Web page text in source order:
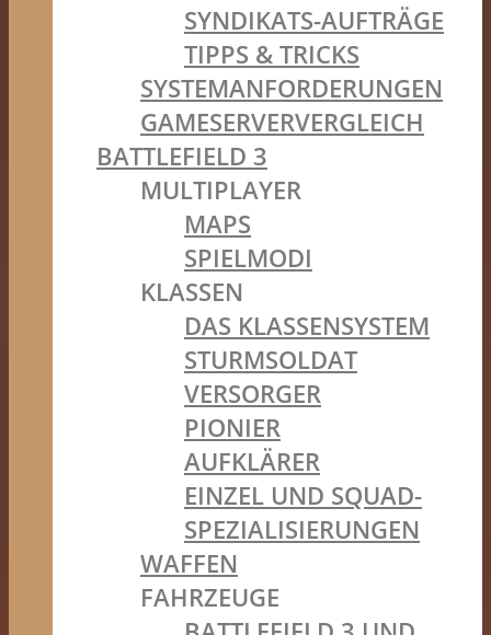
SYNDIKATS-AUFTRÄGE
TIPPS & TRICKS
SYSTEMANFORDERUNGEN
GAMESERVERVERGLEICH
BATTLEFIELD 3
MULTIPLAYER
MAPS
SPIELMODI
KLASSEN
DAS KLASSENSYSTEM
STURMSOLDAT
VERSORGER
PIONIER
AUFKLÄRER
EINZEL UND SQUAD-
SPEZIALISIERUNGEN
WAFFEN
FAHRZEUGE